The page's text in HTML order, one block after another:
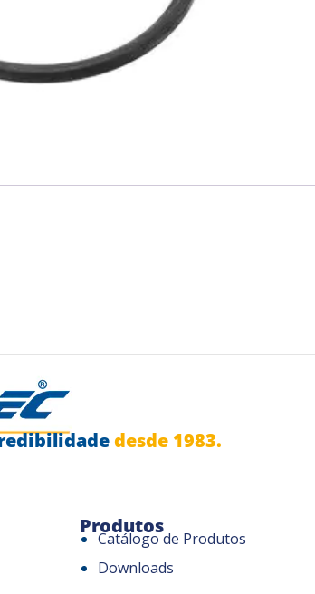
desde 1983.
Produtos
Catálogo de Produtos
Downloads